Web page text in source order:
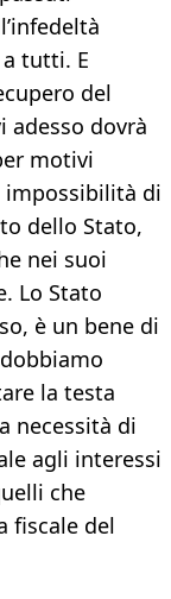
tutti. E
del
adesso dovrà
motivi
di
dello Stato,
nei suoi
Lo Stato
è un bene di
la testa
necessità di
agli interessi
che
fiscale del